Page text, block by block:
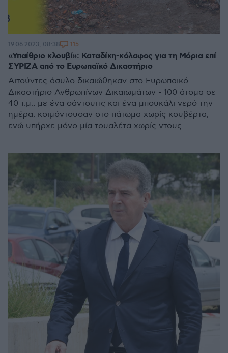
«Υπαίθριο κλουβί»: Καταδίκη-κόλαφος για τη Μόρια επί
ΣΥΡΙΖΑ από το Ευρωπαϊκό Δικαστήριο
Αιτούντες άσυλο δικαιώθηκαν στο Ευρωπαϊκό
Δικαστήριο Ανθρωπίνων Δικαιωμάτων - 100 άτομα σε
40 τ.μ., με ένα σάντουιτς και ένα μπουκάλι νερό την
ημέρα, κοιμόντουσαν στο πάτωμα χωρίς κουβέρτα,
ενώ υπήρχε μόνο μία τουαλέτα χωρίς ντους
19.06.2023, 08:38 115